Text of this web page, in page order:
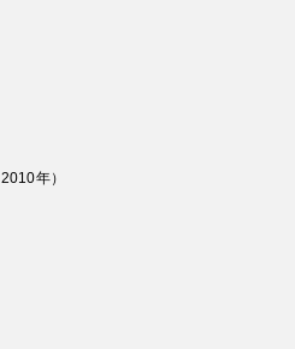
2010年）